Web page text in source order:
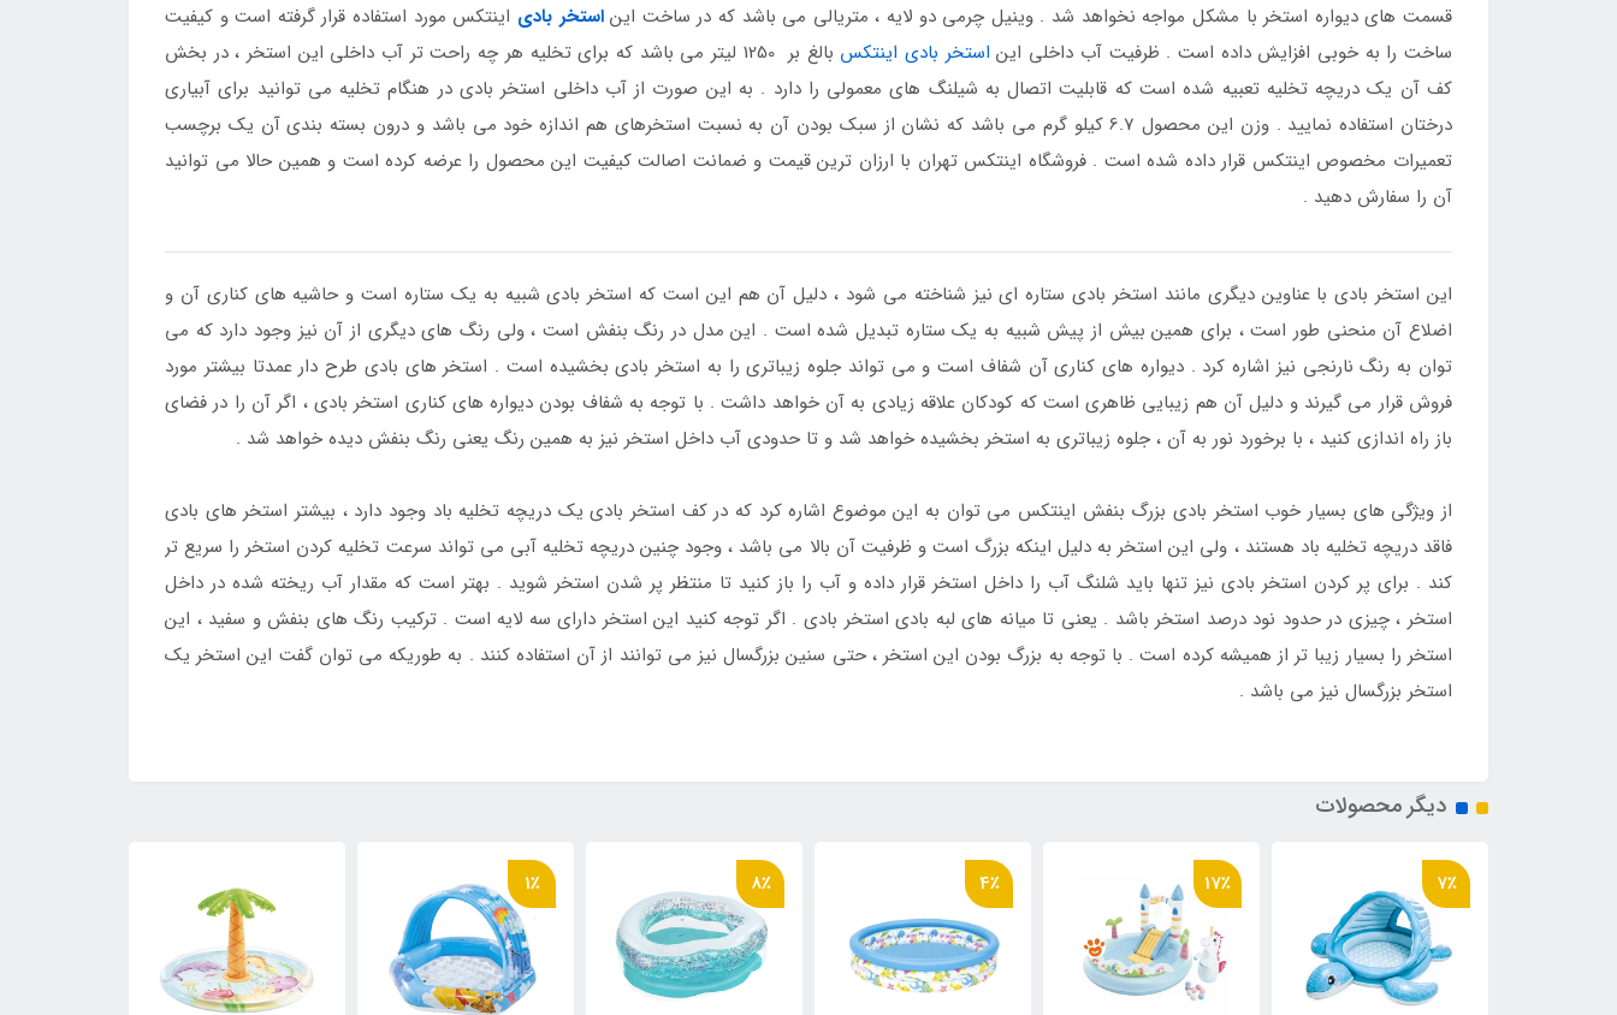
قسمت های دیواره استخر با مشکل مواجه نخواهد شد . وینیل چرمی دو لایه ، متریالی می باشد که در ساخت ایناستخر بادی اینتکس مورد استفاده قرار گرفته است و کیفیت
ساخت را به خوبی افزایش داده است . ظرفیت آب داخلی این استخر بادی اینتکس
بالغ بر 1250 لیتر می باشد که برای تخلیه هر چه راحت تر آب داخلی این استخر ، در بخش
کف آن یک دریچه تخلیه تعبیه شده است که قابلیت اتصال به شیلنگ های معمولی را دارد . به این صورت از آب داخلی استخر بادی در هنگام تخلیه می توانید برای آبیاری
درختان استفاده نمایید . وزن این محصول 6.7 کیلو گرم می باشد که نشان از سبک بودن آن به نسبت استخرهای هم اندازه خود می باشد و درون بسته بندی آن یک برچسب
تعمیرات مخصوص اینتکس قرار داده شده است . فروشگاه اینتکس تهران با ارزان ترین قیمت و ضمانت اصالت کیفیت این محصول را عرضه کرده است و همین حالا می توانید
آن را سفارش دهید .
این استخر بادی با عناوین دیگری مانند استخر بادی ستاره ای نیز شناخته می شود ، دلیل آن هم این است که استخر بادی شبیه به یک ستاره است و حاشیه های کناری آن و
اضلاع آن منحنی طور است ، برای همین بیش از پیش شبیه به یک ستاره تبدیل شده است . این مدل در رنگ بنفش است ، ولی رنگ های دیگری از آن نیز وجود دارد که می
توان به رنگ نارنجی نیز اشاره کرد . دیواره های کناری آن شفاف است و می تواند جلوه زیباتری را به استخر بادی بخشیده است . استخر های بادی طرح دار عمدتا بیشتر مورد
فروش قرار می گیرند و دلیل آن هم زیبایی ظاهری است که کودکان علاقه زیادی به آن خواهد داشت . با توجه به شفاف بودن دیواره های کناری استخر بادی ، اگر آن را در فضای
باز راه اندازی کنید ، با برخورد نور به آن ، جلوه زیباتری به استخر بخشیده خواهد شد و تا حدودی آب داخل استخر نیز به همین رنگ یعنی رنگ بنفش دیده خواهد شد .
از ویژگی های بسیار خوب استخر بادی بزرگ بنفش اینتکس می توان به این موضوع اشاره کرد که در کف استخر بادی یک دریچه تخلیه باد وجود دارد ، بیشتر استخر های بادی
فاقد دریچه تخلیه باد هستند ، ولی این استخر به دلیل اینکه بزرگ است و ظرفیت آن بالا می باشد ، وجود چنین دریچه تخلیه آبی می تواند سرعت تخلیه کردن استخر را سریع تر
کند . برای پر کردن استخر بادی نیز تنها باید شلنگ آب را داخل استخر قرار داده و آب را باز کنید تا منتظر پر شدن استخر شوید . بهتر است که مقدار آب ریخته شده در داخل
استخر ، چیزی در حدود نود درصد استخر باشد . یعنی تا میانه های لبه بادی استخر بادی . اگر توجه کنید این استخر دارای سه لایه است . ترکیب رنگ های بنفش و سفید ، این
استخر را بسیار زیبا تر از همیشه کرده است . با توجه به بزرگ بودن این استخر ، حتی سنین بزرگسال نیز می توانند از آن استفاده کنند . به طوریکه می توان گفت این استخر یک
استخر بزرگسال نیز می باشد .
دیگر محصولات
7٪ 17٪ 4٪ 8٪ 1٪